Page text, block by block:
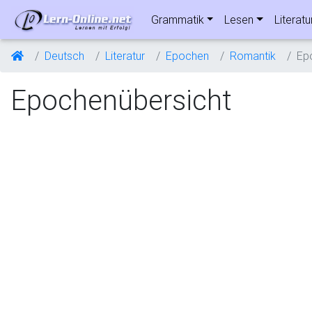
Grammatik Lesen
Deutsch Literatur Epochen Romantik
Epochenübersicht